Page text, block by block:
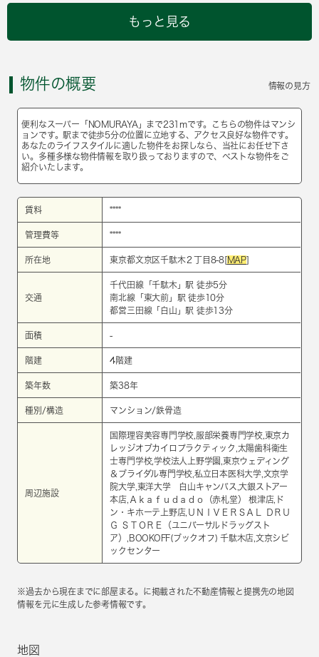
もっと見る
物件の概要 情報の見方
便利なスーパー「NOMURAYA」まで231mです。こちらの物件はマンシ
ョンです。駅まで徒歩5分の位置に立地する、アクセス良好な物件です。
あなたのライフスタイルに適した物件をお探しなら、当社にお任せ下さ
い。多種多様な物件情報を取り扱っておりますので、べストな物件をご
紹介いたします。
賃料 ****
管理費等 ****
所在地 東京都文京区千駄木２丁目8-8[ MAP]
交通
千代田線 「千駄木」駅 徒歩5分
南北線 「 東大前」駅 徒歩10分
都営三田線 「 白山 」駅 徒歩13分
面積 -
階建 4階建
築年数 築38年
種別/構造 マンション/鉄骨造
周辺施設
国際理容美容専門学校,服部栄養専門学校,東京カ
レッジオブカイロプラクティック,太陽歯科衛生
士専門学校,学校法人上野学園,東京ウェディング
＆ブライダル専門学校,私立日本医科大学,文京学
院大学,東洋大学 白山キャンパス,大銀ストアー
本店,Ａｋａｆｕｄａｄｏ（赤札堂） 根津店,ド
ン・キホーテ上野店,ＵＮＩＶＥＲＳＡＬ ＤＲＵ
Ｇ ＳＴＯＲＥ（ユニバーサルドラッグスト
ア）,BOOKOFF(ブックオフ) 千駄木店,文京シビ
ックセンター
※過去から現在までに部屋まる。に掲載された不動産情報と提携先の地図
情報を元に生成した参考情報です。
地図